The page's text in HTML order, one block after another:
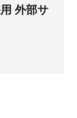
外部サ